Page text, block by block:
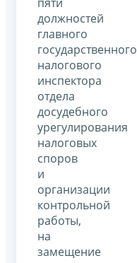
должностей
главного
государственного
налогового
инспектора
отдела
досудебного
урегулирования
налоговых
споров
и
организации
контрольной
работы,
на
замещение